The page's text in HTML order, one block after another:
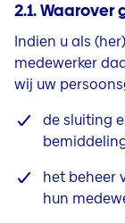
2.1.
Indien u als
medewerker
wij uw
de sluiting
het beheer
hun